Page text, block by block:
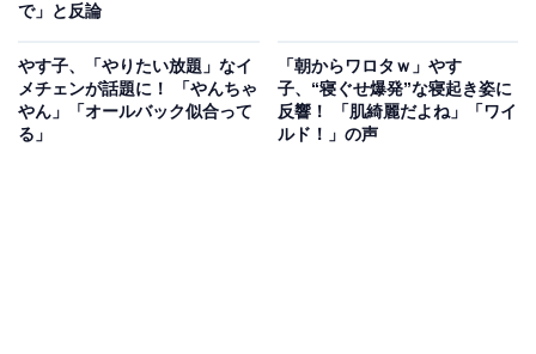
で」と反論
やす子、「やりたい放題」なイ
メチェンが話題に！ 「やんちゃ
やん」「オールバック似合って
る」
「朝からワロタｗ」やす
子、“寝ぐせ爆発”な寝起き姿に
反響！ 「肌綺麗だよね」「ワイ
ルド！」の声